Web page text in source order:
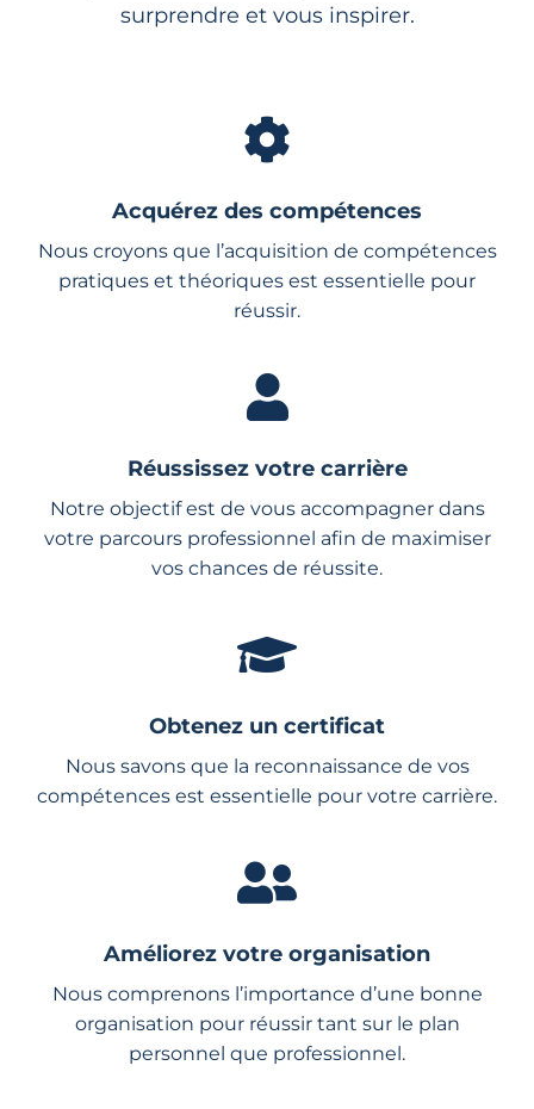
surprendre et vous inspirer.
Acquérez des compétences
Nous croyons que l’acquisition de compétences
pratiques et théoriques est essentielle pour
réussir.
Réussissez votre carrière
Notre objectif est de vous accompagner dans
votre parcours professionnel afin de maximiser
vos chances de réussite.
Obtenez un certificat
Nous savons que la reconnaissance de vos
compétences est essentielle pour votre carrière.
Améliorez votre organisation
Nous comprenons l’importance d’une bonne
organisation pour réussir tant sur le plan
personnel que professionnel.